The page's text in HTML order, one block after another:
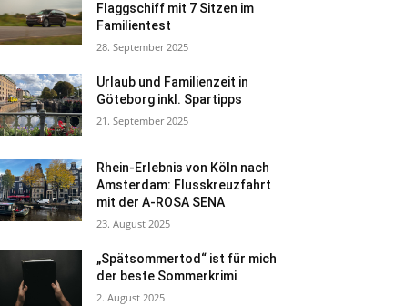
Flaggschiff mit 7 Sitzen im
Familientest
28. September 2025
Urlaub und Familienzeit in
Göteborg inkl. Spartipps
21. September 2025
Rhein-Erlebnis von Köln nach
Amsterdam: Flusskreuzfahrt
mit der A-ROSA SENA
23. August 2025
„Spätsommertod“ ist für mich
der beste Sommerkrimi
2. August 2025